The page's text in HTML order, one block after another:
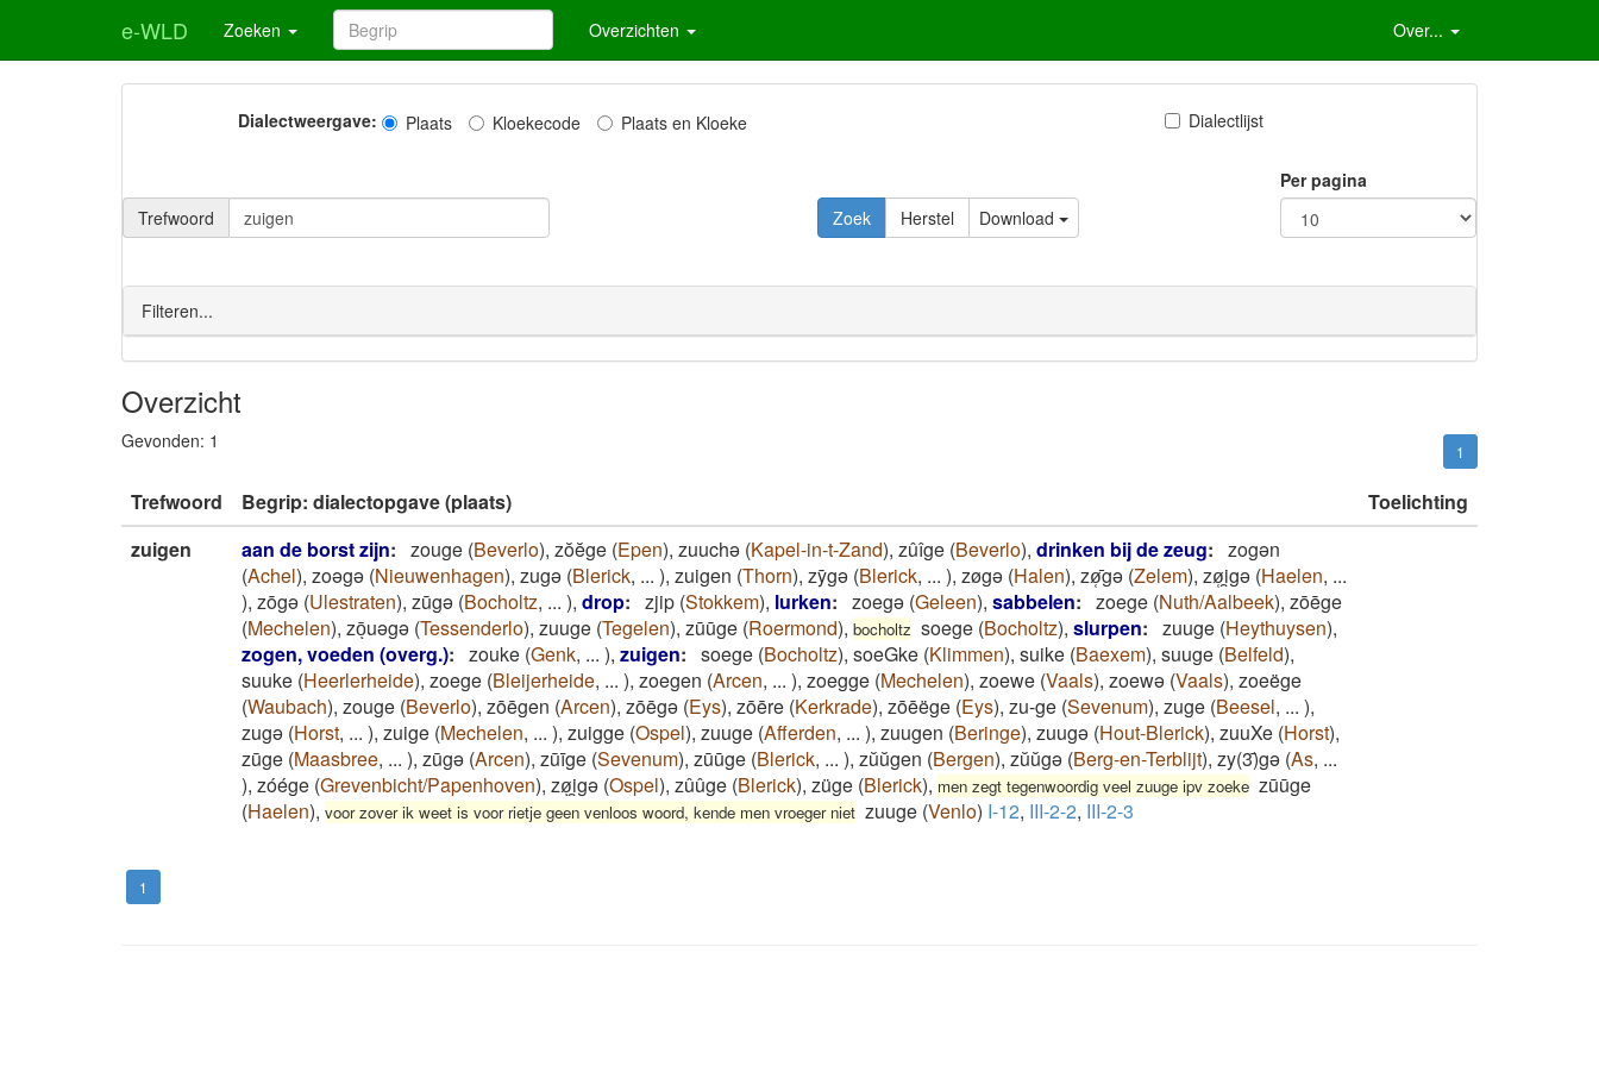
e-WLD Zoeken Overzichten Over...
Dialectweergave: Plaats Kloekecode Plaats en Kloeke Dialectlijst
Trefwoord Download
Per pagina
Filteren...
Overzicht
Gevonden: 1 1
Trefwoord Begrip: dialectopgave (plaats)
Toelichting
zuigen
aan de borst zijn: zouge (Beverlo), zŏĕge (Epen), zuuchə (Kapel-in-t-Zand), zûîge (Beverlo), drinken bij de zeug: zogǝn
(Achel), zoǝgǝ (Nieuwenhagen), zugǝ (Blerick, ... ), zuigen (Thorn), zȳgǝ (Blerick, ... ), zøgǝ (Halen), zø̜̄gǝ (Zelem), zø̜i̯gǝ (Haelen, ...
), zōgǝ (Ulestraten), zūgǝ (Bocholtz, ... ), drop: zjip (Stokkem), lurken: zoegə (Geleen), sabbelen: zoege (Nuth/Aalbeek), zōēge
(Mechelen), zōͅuəgə (Tessenderlo), zuuge (Tegelen), zūūge (Roermond), bocholtz soege (Bocholtz), slurpen: zuuge (Heythuysen),
zogen, voeden (overg.): zouke (Genk, ... ), zuigen: soege (Bocholtz), soeGke (Klimmen), suike (Baexem), suuge (Belfeld),
suuke (Heerlerheide), zoege (Bleijerheide, ... ), zoegen (Arcen, ... ), zoegge (Mechelen), zoewe (Vaals), zoewə (Vaals), zoeëge
(Waubach), zouge (Beverlo), zōēgen (Arcen), zōēgə (Eys), zōēre (Kerkrade), zōēëge (Eys), zu-ge (Sevenum), zuge (Beesel, ... ),
zugə (Horst, ... ), zuige (Mechelen, ... ), zuigge (Ospel), zuuge (Afferden, ... ), zuugen (Beringe), zuugə (Hout-Blerick), zuuXe (Horst),
zūge (Maasbree, ... ), zūgə (Arcen), zūīge (Sevenum), zūūge (Blerick, ... ), zŭŭgen (Bergen), zŭŭgə (Berg-en-Terblijt), zy(3)̄gə (As, ...
), zóége (Grevenbicht/Papenhoven), zøͅi̯gə (Ospel), zûûge (Blerick), züge (Blerick), men zegt tegenwoordig veel zuuge ipv zoeke zūūge
(Haelen), voor zover ik weet is voor rietje geen venloos woord, kende men vroeger niet zuuge (Venlo) I-12, III-2-2, III-2-3
1